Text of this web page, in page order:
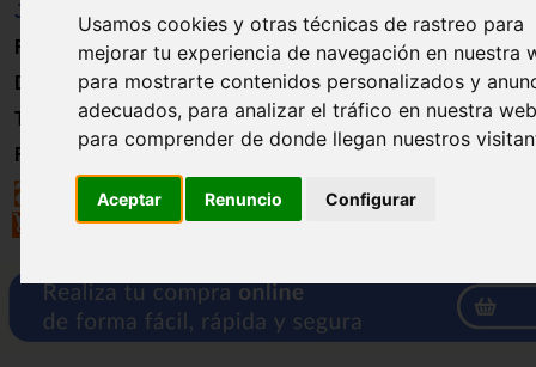
Usamos cookies y otras técnicas de rastreo para
mejorar tu experiencia de navegación en nuestra
para mostrarte contenidos personalizados y
adecuados, para analizar el tráfico en nuestra
para comprender de donde llegan nuestros
Aceptar Renuncio Configurar
Juguetes
Formación
Directorio
Trabajo
Registro